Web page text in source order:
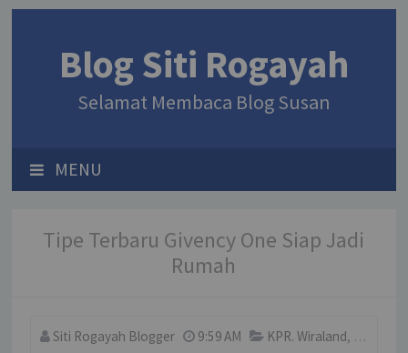
Blog Siti Rogayah
Selamat Membaca Blog Susan
MENU
Tipe Terbaru Givency One Siap Jadi
Rumah
Siti Rogayah Blogger 9:59 AM KPR. Wiraland, Medan